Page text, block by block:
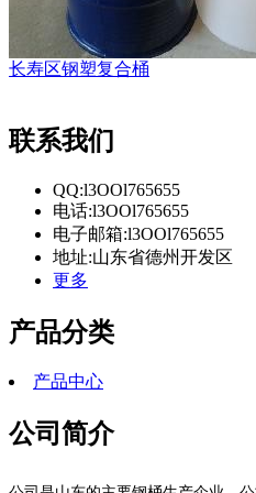
长寿区钢塑复合桶
联系我们
QQ:l3OOl765655
电话:l3OOl765655
电子邮箱:l3OOl765655
地址:山东省德州开发区
更多
产品分类
产品中心
公司简介